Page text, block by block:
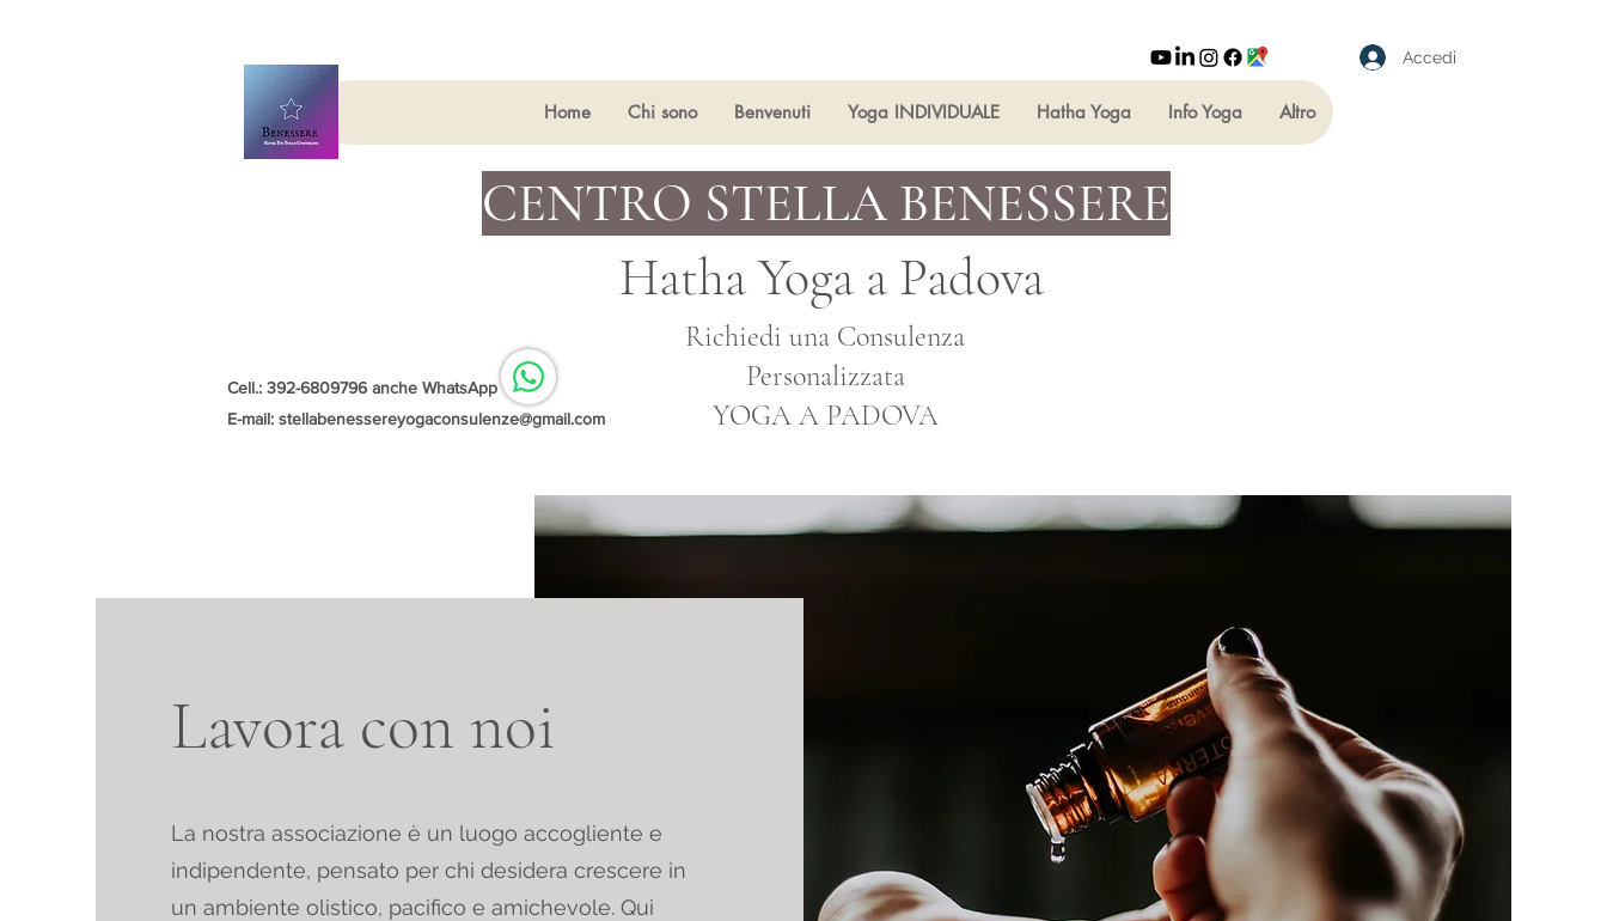
Accedi
Home Chi sono Benvenuti Yoga INDIVIDUALE Hatha Yoga Info Yoga Altro
CENTRO STELLA BENESSERE
Hatha Yoga a Padova
Cell.: 392-6809796 anche WhatsApp
Richiedi una Consulenza
Personalizzata
YOGA A PADOVA
E-mail: stellabenessereyogaconsulenze@gmail.com
Lavora con noi
La nostra associazione è un luogo accogliente e
indipendente, pensato per chi desidera crescere in
un ambiente olistico, pacifico e amichevole. Qui